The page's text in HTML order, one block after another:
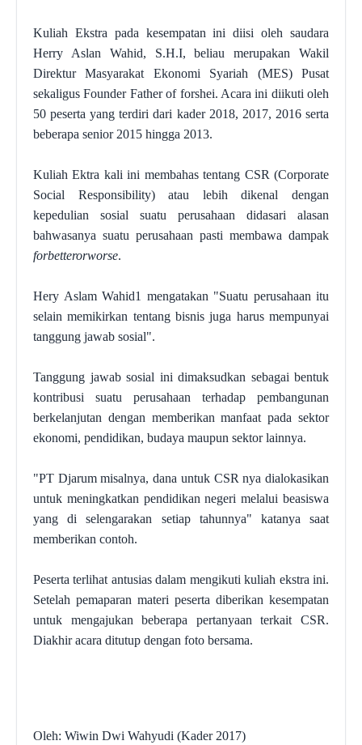
Kuliah Ekstra pada kesempatan ini diisi oleh saudara
Herry Aslan Wahid, S.H.I, beliau merupakan Wakil
Direktur Masyarakat Ekonomi Syariah (MES) Pusat
sekaligus Founder Father of forshei. Acara ini diikuti oleh
50 peserta yang terdiri dari kader 2018, 2017, 2016 serta
beberapa senior 2015 hingga 2013.
Kuliah Ektra kali ini membahas tentang CSR (Corporate
Social Responsibility) atau lebih dikenal dengan
kepedulian sosial suatu perusahaan didasari alasan
bahwasanya suatu perusahaan pasti membawa dampak
forbetterorworse.
Hery Aslam Wahid1 mengatakan "Suatu perusahaan itu
selain memikirkan tentang bisnis juga harus mempunyai
tanggung jawab sosial".
Tanggung jawab sosial ini dimaksudkan sebagai bentuk
kontribusi suatu perusahaan terhadap pembangunan
berkelanjutan dengan memberikan manfaat pada sektor
ekonomi, pendidikan, budaya maupun sektor lainnya.
"PT Djarum misalnya, dana untuk CSR nya dialokasikan
untuk meningkatkan pendidikan negeri melalui beasiswa
yang di selengarakan setiap tahunnya" katanya saat
memberikan contoh.
Peserta terlihat antusias dalam mengikuti kuliah ekstra ini.
Setelah pemaparan materi peserta diberikan kesempatan
untuk mengajukan beberapa pertanyaan terkait CSR.
Diakhir acara ditutup dengan foto bersama.
Oleh: Wiwin Dwi Wahyudi (Kader 2017)